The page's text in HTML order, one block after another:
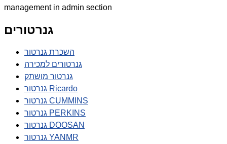
management in admin section
גנרטורים
השכרת גנרטור
גנרטורים למכירה
גנרטור מושתק
גנרטור Ricardo
גנרטור CUMMINS
גנרטור PERKINS
גנרטור DOOSAN
גנרטור YANMR